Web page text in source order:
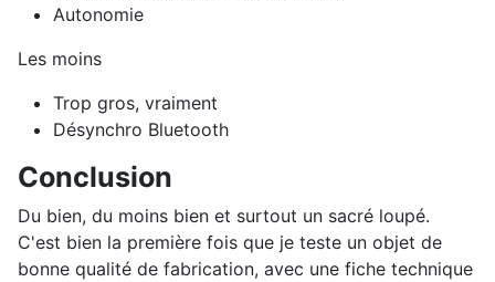
Autonomie
Les moins
Trop gros, vraiment
Désynchro Bluetooth
Conclusion
Du bien, du moins bien et surtout un sacré loupé.
C'est bien la première fois que je teste un objet de
bonne qualité de fabrication, avec une fiche technique